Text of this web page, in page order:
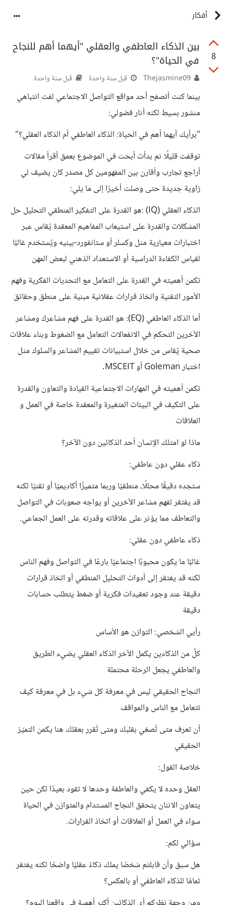
أفكار
8
بين الذكاء العاطفي والعقلي "أيهما أهم للنجاح
في الحياة"؟
قبل سنة واحدة قبل سنة واحدة
بينما كنت أتصفح أحد مواقع التواصل الاجتماعي لفت انتباهي
منشور بسيط لكنه أثار فضولي:
"برأيك أيهما أهم في الحياة: الذكاء العاطفي أم الذكاء العقلي؟"
توقفت قليلًا ثم بدأت أبحث في الموضوع بعمق أقرأ مقالات
أراجع تجارب وأقارن بين المفهومين كل مصدر كان يضيف لي
زاوية جديدة حتى وصلت أخيرًا إلى ما يلي:
الذكاء العقلي (IQ) :هو القدرة على التفكير المنطقي التحليل حل
المشكلات والقدرة على استيعاب المفاهيم المعقدة يُقاس عبر
اختبارات معيارية مثل وكسلر أو ستانفورد-بينيه ويُستخدم غالبًا
لقياس الكفاءة الدراسية أو الاستعداد الذهني لبعض المهن
تكمن أهميته في القدرة على التعامل مع التحديات الفكرية وفهم
الأمور التقنية واتخاذ قرارات عقلانية مبنية على منطق وحقائق
أما الذكاء العاطفي (EQ): هو القدرة على فهم مشاعرك ومشاعر
الآخرين التحكم في الانفعالات التعامل مع الضغوط وبناء علاقات
صحية يُقاس من خلال استبيانات تقييم المشاعر والسلوك مثل
اختبار Goleman أو MSCEIT.
تكمن أهميته في المهارات الاجتماعية القيادة والتعاون والقدرة
على التكيف في البيئات المتغيرة والمعقدة خاصة في العمل و
العلاقات
ماذا لو امتلك الإنسان أحد الذكائين دون الآخر؟
ذكاء عقلي دون عاطفي:
ستجده دقيقًا محللًا، منطقيًا وربما متميزًا أكاديميًا أو تقنيًا لكنه
قد يفتقر لفهم مشاعر الآخرين أو يواجه صعوبات في التواصل
والتعاطف مما يؤثر على علاقاته وقدرته على العمل الجماعي.
ذكاء عاطفي دون عقلي:
غالبًا ما يكون محبوبًا اجتماعيًا بارعًا في التواصل وفهم الناس
لكنه قد يفتقر إلى أدوات التحليل المنطقي أو اتخاذ قرارات
دقيقة عند وجود تعقيدات فكرية أو ضغط يتطلب حسابات
دقيقة
رأيي الشخصي: التوازن هو الأساس
كلٌ من الذكاءين يكمل الآخر الذكاء العقلي يضيء الطريق
والعاطفي يجعل الرحلة محتملة
النجاح الحقيقي ليس في معرفة كل شيء بل في معرفة كيف
تتعامل مع الناس والمواقف
أن تعرف متى تُصغي بقلبك ومتى تُقرر بعقلك هنا يكمن التميّز
الحقيقي
خلاصة القول:
العقل وحده لا يكفي والعاطفة وحدها لا تقود بعيدًا لكن حين
يتعاون الاثنان يتحقق النجاح المستدام والمتوازن في الحياة
سواء في العمل أو العلاقات أو اتخاذ القرارات.
سؤالي لكم:
هل سبق وأن قابلتم شخصًا يملك ذكاءً عقليًا واضحًا لكنه يفتقر
تمامًا للذكاء العاطفي أو بالعكس؟